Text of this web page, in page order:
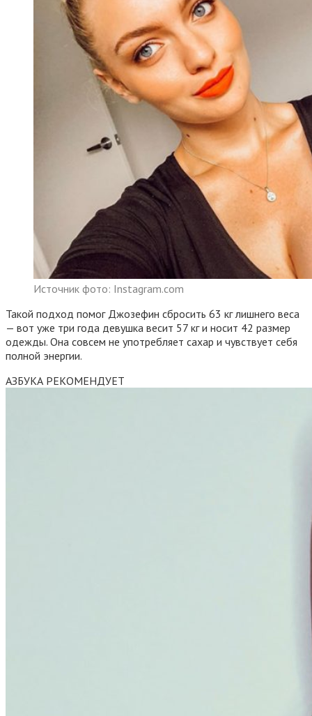
Источник фото: Instagram.com
Такой подход помог Джозефин сбросить 63 кг лишнего веса
— вот уже три года девушка весит 57 кг и носит 42 размер
одежды. Она совсем не употребляет сахар и чувствует себя
полной энергии.
АЗБУКА РЕКОМЕНДУЕТ